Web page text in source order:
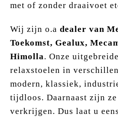
met of zonder draaivoet
Wij zijn o.a dealer van
Toekomst, Gealux,
Himolla. Onze
relaxstoelen in
modern, klassiek,
tijdloos. Daarnaast zijn
verkrijgen. Dus laat u